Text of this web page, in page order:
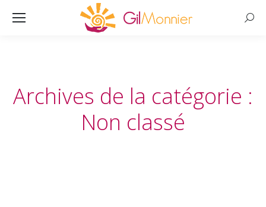
Archives de la catégorie :
Non classé